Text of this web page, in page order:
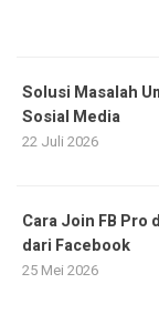
Solusi Masalah
Sosial Media
22 Juli 2026
Cara Join FB Pro
dari Facebook
25 Mei 2026